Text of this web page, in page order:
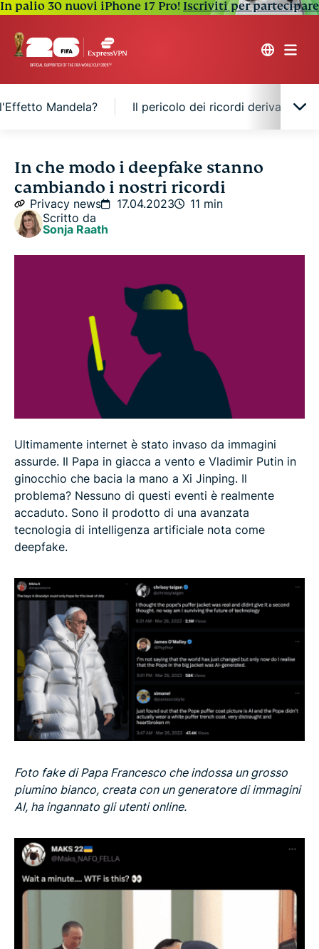
In palio 30 nuovi iPhone 17 Pro! Iscriviti per partecipare
Mandela? Il pericolo dei ricordi derivati dai
Che cos'è l'effetto Mandela?
Quali sono le cause dell'Effetto Mandela?
Il pericolo dei ricordi derivati dai deepfake
10 modi per riconoscere un deepfake
In che modo i deepfake stanno
cambiando i nostri ricordi
Privacy news 17.04.2023
11 min
Scritto da
Sonja Raath
Ultimamente internet è stato invaso da immagini
assurde. Il Papa in giacca a vento e Vladimir Putin in
ginocchio che bacia la mano a Xi Jinping. Il
problema? Nessuno di questi eventi è realmente
accaduto. Sono il prodotto di una avanzata
tecnologia di intelligenza artificiale nota come
deepfake.
Foto fake di Papa Francesco che indossa un grosso
piumino bianco, creata con un generatore di immagini
AI, ha ingannato gli utenti online.